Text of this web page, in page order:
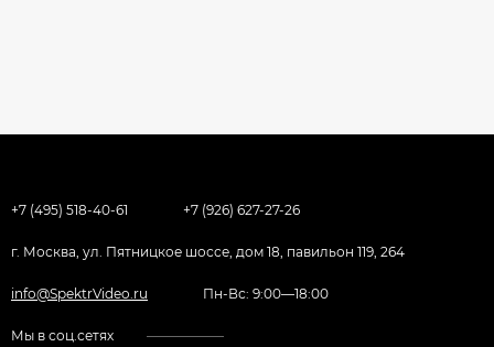
+7 (495) 518-40-61 +7 (926) 627-27-26
г. Москва, ул. Пятницкое шоссе, дом 18, павильон 119, 264
info@SpektrVideo.ru Пн-Вс: 9:00—18:00
Мы в соц.сетях